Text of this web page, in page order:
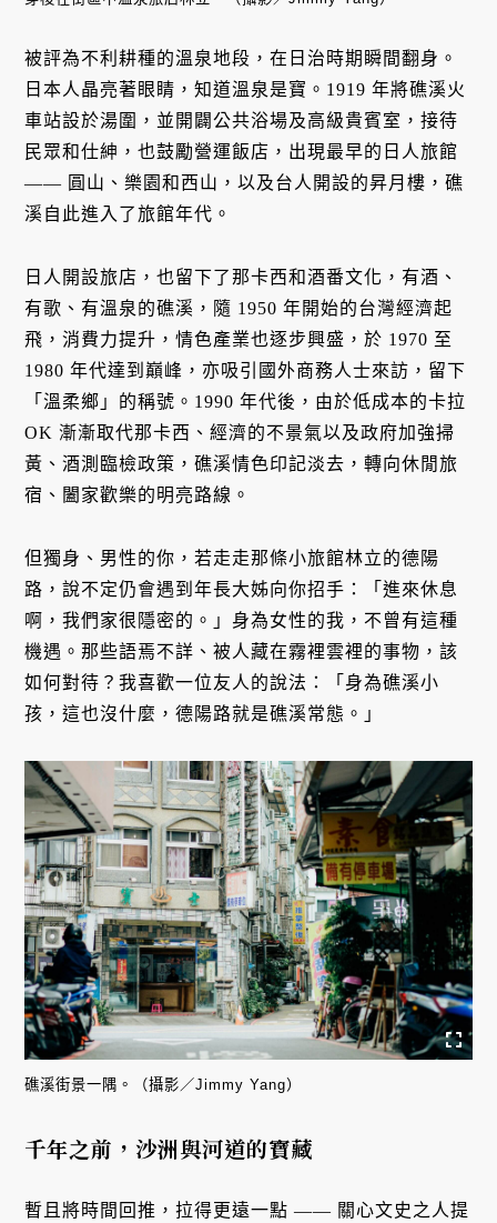
被評為不利耕種的溫泉地段，在日治時期瞬間翻身。
日本人晶亮著眼睛，知道溫泉是寶。1919 年將礁溪火
車站設於湯圍，並開闢公共浴場及高級貴賓室，接待
民眾和仕紳，也鼓勵營運飯店，出現最早的日人旅館
—— 圓山、樂園和西山，以及台人開設的昇月樓，礁
溪自此進入了旅館年代。
日人開設旅店，也留下了那卡西和酒番文化，有酒、
有歌、有溫泉的礁溪，隨 1950 年開始的台灣經濟起
飛，消費力提升，情色產業也逐步興盛，於 1970 至
1980 年代達到巔峰，亦吸引國外商務人士來訪，留下
「溫柔鄉」的稱號。1990 年代後，由於低成本的卡拉
OK 漸漸取代那卡西、經濟的不景氣以及政府加強掃
黃、酒測臨檢政策，礁溪情色印記淡去，轉向休閒旅
宿、闔家歡樂的明亮路線。
但獨身、男性的你，若走走那條小旅館林立的德陽
路，說不定仍會遇到年長大姊向你招手：「進來休息
啊，我們家很隱密的。」身為女性的我，不曾有這種
機遇。那些語焉不詳、被人藏在霧裡雲裡的事物，該
如何對待？我喜歡一位友人的說法：「身為礁溪小
孩，這也沒什麼，德陽路就是礁溪常態。」
礁溪街景一隅。（攝影／Jimmy Yang）
千年之前，沙洲與河道的寶藏
暫且將時間回推，拉得更遠一點 —— 關心文史之人提